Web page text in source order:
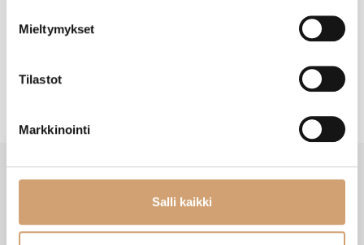
Mieltymykset
Tilastot
Markkinointi
Salli kaikki